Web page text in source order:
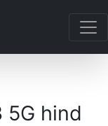
5G hind